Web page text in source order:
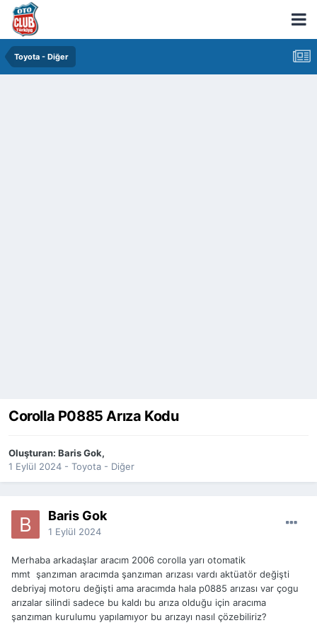
Toyota - Diğer
Corolla P0885 Arıza Kodu
Oluşturan: Baris Gok,
1 Eylül 2024 - Toyota - Diğer
Baris Gok
1 Eylül 2024
Merhaba arkadaşlar aracım 2006 corolla yarı otomatik
mmt şanzıman aracımda şanzıman arızası vardı aktüatör değişti
debriyaj motoru değişti ama aracımda hala p0885 arızası var çogu
arızalar silindi sadece bu kaldı bu arıza olduğu için aracıma
şanzıman kurulumu yapılamıyor bu arızayı nasıl çözebiliriz?